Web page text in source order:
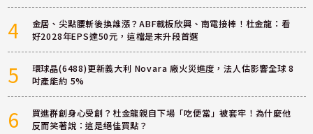
4
金居、尖點腰斬後換誰漲？ABF載板欣興、南電接棒！杜金龍：看
好2028年EPS達50元，這檔是末升段首選
5
環球晶(6488)更新義大利 Novara 廠火災進度，法人估影響全球 8
吋產能約 5%
6
買進群創身心受創？杜金龍親自下場「吃便當」被套牢！為什麼他
反而笑著說：這是絕佳買點？